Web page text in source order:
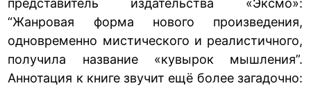
представитель издательства «Эксмо»:
“Жанровая форма нового произведения,
одновременно мистического и реалистичного,
получила название «кувырок мышления”.
Аннотация к книге звучит ещё более загадочно: